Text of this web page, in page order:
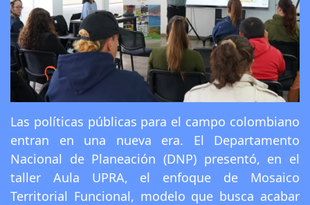
Las políticas públicas para el campo colombiano
entran en una nueva era. El Departamento
Nacional de Planeación (DNP) presentó, en el
taller Aula UPRA, el enfoque de Mosaico
Territorial Funcional, modelo que busca acabar